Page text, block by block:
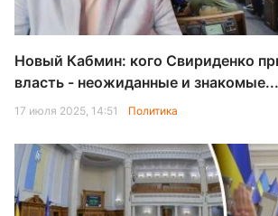
Новый Кабмин: кого Свириденко
власть - неожиданные и знакомые...
17 июля 2025, 14:51 Политика